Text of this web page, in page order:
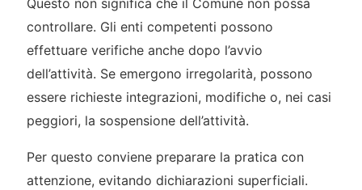
controllare. Gli enti competenti possono
effettuare verifiche anche dopo l’avvio
dell’attività. Se emergono irregolarità, possono
essere richieste integrazioni, modifiche o, nei casi
peggiori, la sospensione dell’attività.
Per questo conviene preparare la pratica con
attenzione, evitando dichiarazioni superficiali.